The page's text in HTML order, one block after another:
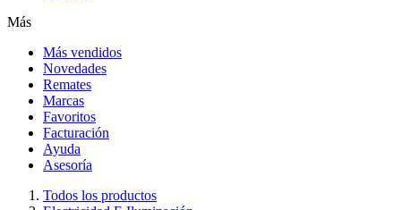
Más
Más vendidos
Novedades
Remates
Marcas
Favoritos
Facturación
Ayuda
Asesoría
Todos los productos